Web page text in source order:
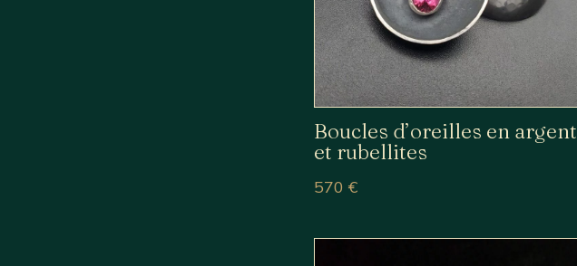
Boucles d’oreilles en argent
et rubellites
570€